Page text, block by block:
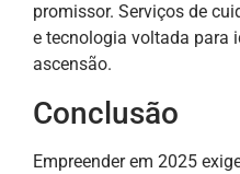
promissor. Serviços de
e tecnologia voltada para
ascensão.
Conclusão
Empreender em 2025